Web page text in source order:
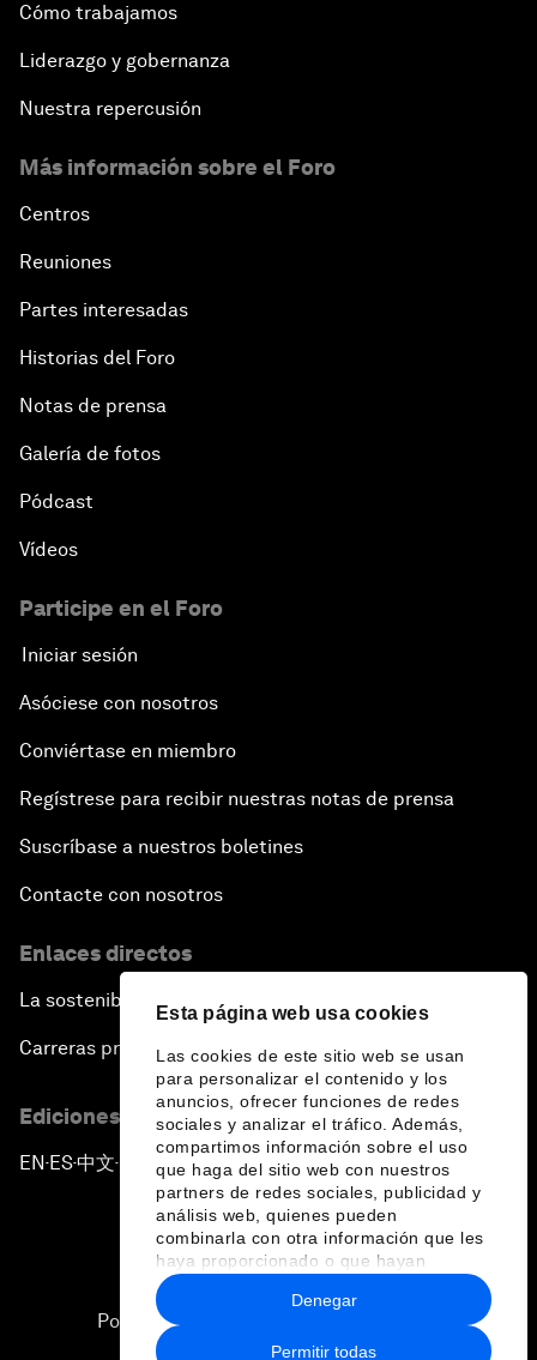
Esta página web usa cookies
Las cookies de este sitio web se usan
para personalizar el contenido y los
anuncios, ofrecer funciones de redes
sociales y analizar el tráfico. Además,
compartimos información sobre el uso
que haga del sitio web con nuestros
partners de redes sociales, publicidad y
análisis web, quienes pueden
combinarla con otra información que les
haya proporcionado o que hayan
recopilado a partir del uso que haya
hecho de sus servicios.
Permitir todas
Denegar
Cómo trabajamos
Liderazgo y gobernanza
Nuestra repercusión
Más información sobre el Foro
Centros
Reuniones
Partes interesadas
Historias del Foro
Notas de prensa
Galería de fotos
Pódcast
Vídeos
Participe en el Foro
Iniciar sesión
Asóciese con nosotros
Conviértase en miembro
Regístrese para recibir nuestras notas de prensa
Suscríbase a nuestros boletines
Contacte con nosotros
Enlaces directos
La sostenibilidad en el Foro
Carreras profesionales
Ediciones en otros idiomas
EN ▪ ES▪中文▪ 日本語
Política de privacidad y normas de uso